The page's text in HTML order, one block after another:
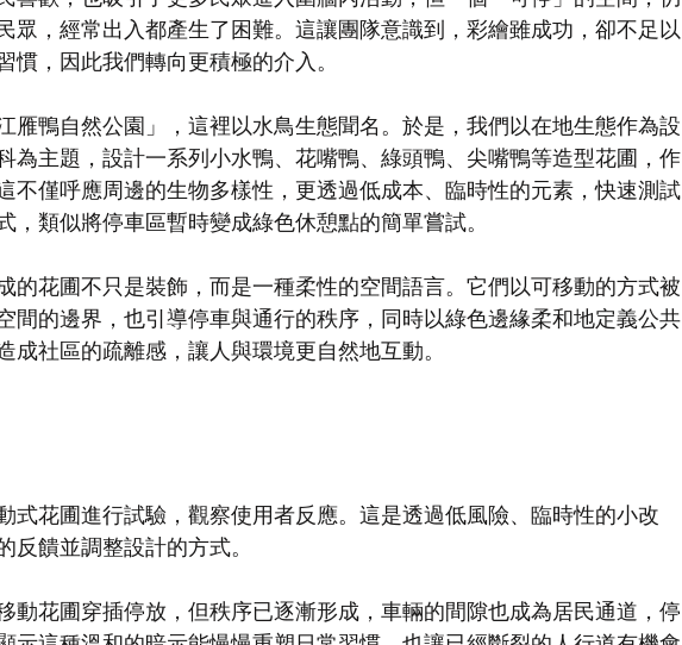
眾，經常出入都產生了困難。這讓團隊意識到，彩繪雖成功，卻不足以
慣，因此我們轉向更積極的介入。
雁鴨自然公園」，這裡以水鳥生態聞名。於是，我們以在地生態作為設
為主題，設計一系列小水鴨、花嘴鴨、綠頭鴨、尖嘴鴨等造型花圃，作
不僅呼應周邊的生物多樣性，更透過低成本、臨時性的元素，快速測試
，類似將停車區暫時變成綠色休憩點的簡單嘗試。
的花圃不只是裝飾，而是一種柔性的空間語言。它們以可移動的方式被
間的邊界，也引導停車與通行的秩序，同時以綠色邊緣柔和地定義公共
成社區的疏離感，讓人與環境更自然地互動。
式花圃進行試驗，觀察使用者反應。這是透過低風險、臨時性的小改
反饋並調整設計的方式。
動花圃穿插停放，但秩序已逐漸形成，車輛的間隙也成為居民通道，停